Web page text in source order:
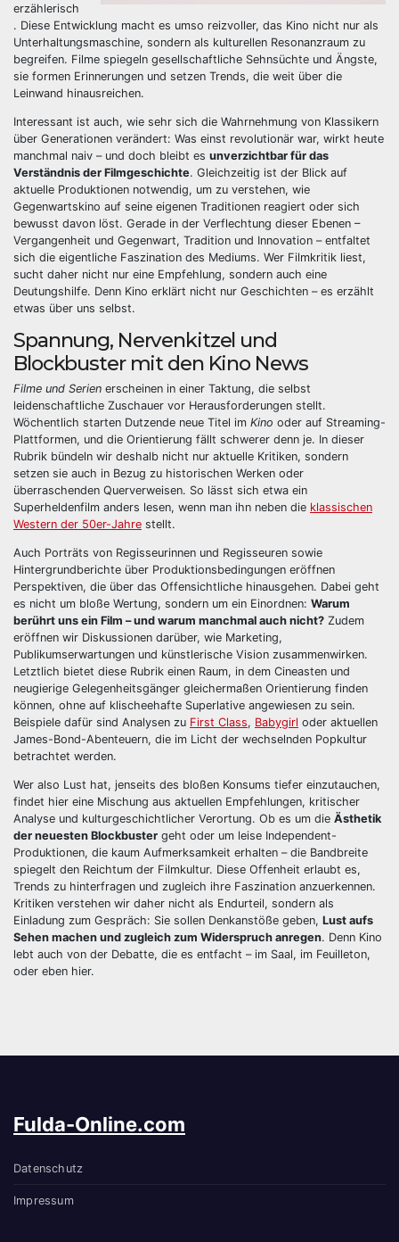
erzählerisch
. Diese Entwicklung macht es umso reizvoller, das Kino nicht nur als
Unterhaltungsmaschine, sondern als kulturellen Resonanzraum zu
begreifen. Filme spiegeln gesellschaftliche Sehnsüchte und Ängste,
sie formen Erinnerungen und setzen Trends, die weit über die
Leinwand hinausreichen.
Interessant ist auch, wie sehr sich die Wahrnehmung von Klassikern
über Generationen verändert: Was einst revolutionär war, wirkt heute
manchmal naiv – und doch bleibt es unverzichtbar für das
Verständnis der Filmgeschichte. Gleichzeitig ist der Blick auf
aktuelle Produktionen notwendig, um zu verstehen, wie
Gegenwartskino auf seine eigenen Traditionen reagiert oder sich
bewusst davon löst. Gerade in der Verflechtung dieser Ebenen –
Vergangenheit und Gegenwart, Tradition und Innovation – entfaltet
sich die eigentliche Faszination des Mediums. Wer Filmkritik liest,
sucht daher nicht nur eine Empfehlung, sondern auch eine
Deutungshilfe. Denn Kino erklärt nicht nur Geschichten – es erzählt
etwas über uns selbst.
Spannung, Nervenkitzel und
Blockbuster mit den Kino News
Filme und Serien erscheinen in einer Taktung, die selbst
leidenschaftliche Zuschauer vor Herausforderungen stellt.
Wöchentlich starten Dutzende neue Titel im Kino oder auf Streaming-
Plattformen, und die Orientierung fällt schwerer denn je. In dieser
Rubrik bündeln wir deshalb nicht nur aktuelle Kritiken, sondern
setzen sie auch in Bezug zu historischen Werken oder
überraschenden Querverweisen. So lässt sich etwa ein
Superheldenfilm anders lesen, wenn man ihn neben die klassischen
Western der 50er-Jahre stellt.
Auch Porträts von Regisseurinnen und Regisseuren sowie
Hintergrundberichte über Produktionsbedingungen eröffnen
Perspektiven, die über das Offensichtliche hinausgehen. Dabei geht
es nicht um bloße Wertung, sondern um ein Einordnen: Warum
berührt uns ein Film – und warum manchmal auch nicht? Zudem
eröffnen wir Diskussionen darüber, wie Marketing,
Publikumserwartungen und künstlerische Vision zusammenwirken.
Letztlich bietet diese Rubrik einen Raum, in dem Cineasten und
neugierige Gelegenheitsgänger gleichermaßen Orientierung finden
können, ohne auf klischeehafte Superlative angewiesen zu sein.
Beispiele dafür sind Analysen zu First Class, Babygirl oder aktuellen
James-Bond-Abenteuern, die im Licht der wechselnden Popkultur
betrachtet werden.
Wer also Lust hat, jenseits des bloßen Konsums tiefer einzutauchen,
findet hier eine Mischung aus aktuellen Empfehlungen, kritischer
Analyse und kulturgeschichtlicher Verortung. Ob es um die Ästhetik
der neuesten Blockbuster geht oder um leise Independent-
Produktionen, die kaum Aufmerksamkeit erhalten – die Bandbreite
spiegelt den Reichtum der Filmkultur. Diese Offenheit erlaubt es,
Trends zu hinterfragen und zugleich ihre Faszination anzuerkennen.
Kritiken verstehen wir daher nicht als Endurteil, sondern als
Einladung zum Gespräch: Sie sollen Denkanstöße geben, Lust aufs
Sehen machen und zugleich zum Widerspruch anregen. Denn Kino
lebt auch von der Debatte, die es entfacht – im Saal, im Feuilleton,
oder eben hier.
Fulda-Online.com
Datenschutz
Impressum